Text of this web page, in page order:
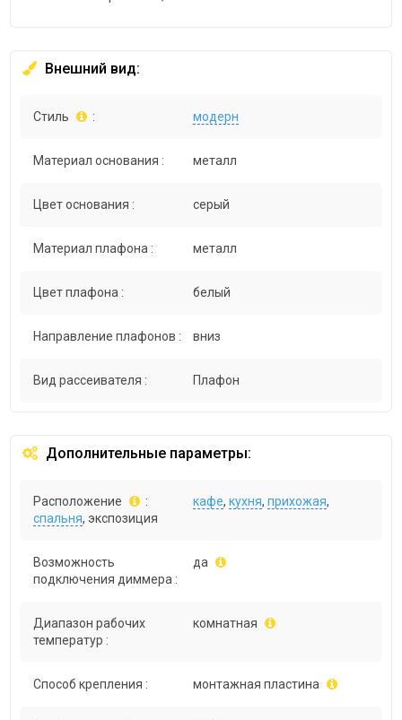
Внешний вид:
Стиль : модерн
Материал основания : металл
Цвет основания : серый
Материал плафона : металл
Цвет плафона : белый
Направление плафонов : вниз
Вид рассеивателя : Плафон
Дополнительные параметры:
Расположение : кафе,кухня,прихожая,
спальня, экспозиция
Возможность
подключения диммера :
да
Диапазон рабочих
температур :
комнатная
Способ крепления : монтажная пластина